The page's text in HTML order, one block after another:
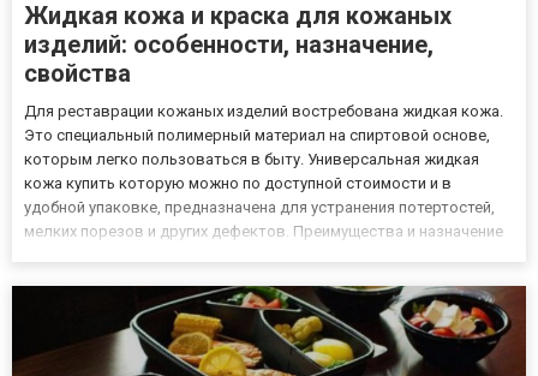
Жидкая кожа и краска для кожаных
изделий: особенности, назначение,
свойства
Для реставрации кожаных изделий востребована жидкая кожа.
Это специальный полимерный материал на спиртовой основе,
которым легко пользоваться в быту. Универсальная жидкая
кожа купить которую можно по доступной стоимости и в
удобной упаковке, предназначена для устранения потертостей,
мелких порезов и других дефектов. Преимущества и назначение